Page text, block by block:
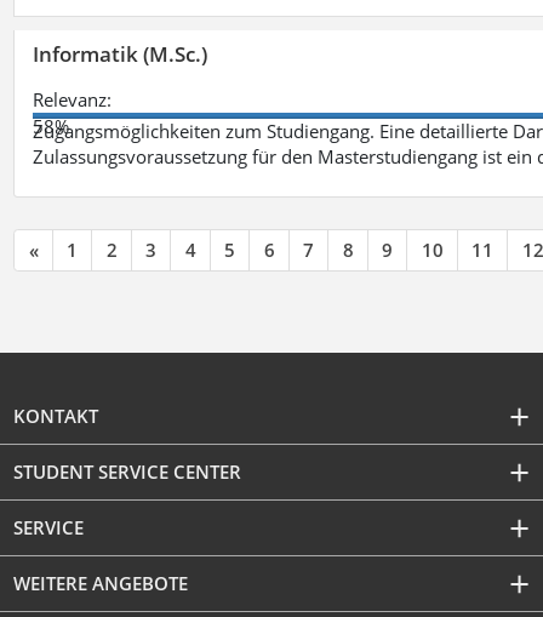
Informatik (M.Sc.)
Relevanz:
58%
Zugangsmöglichkeiten zum Studiengang. Eine detaillierte
Zulassungsvoraussetzung für den Masterstudiengang ist
« 1 2 3 4 5 6 7 8 9 10 11 12
KONTAKT
STUDENT SERVICE CENTER
SERVICE
WEITERE ANGEBOTE